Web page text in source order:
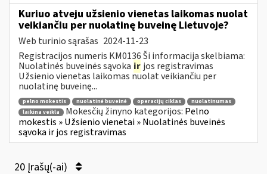
Kuriuo atveju užsienio vienetas laikomas nuolat
veikiančiu per nuolatinę buveinę Lietuvoje?
Web turinio sąrašas 2024-11-23
Registracijos numeris KM0136 Ši informacija skelbiama:
Nuolatinės buveinės sąvoka ir jos registravimas
Užsienio vienetas laikomas nuolat veikiančiu per
nuolatinę buveinę...
pelno mokestis nuolatinė buveinė operacijų ciklas
nuolatinumas
laikina veikla
Mokesčių žinyno kategorijos: Pelno
mokestis » Užsienio vienetai » Nuolatinės buveinės
sąvoka ir jos registravimas
20 Įrašų(-ai)